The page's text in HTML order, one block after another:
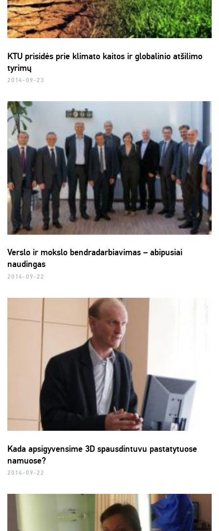
KTU prisidės prie klimato kaitos ir globalinio atšilimo
tyrimų
2014-09-23
Verslo ir mokslo bendradarbiavimas – abipusiai
naudingas
2014-09-22
Kada apsigyvensime 3D spausdintuvu pastatytuose
namuose?
2014-09-22